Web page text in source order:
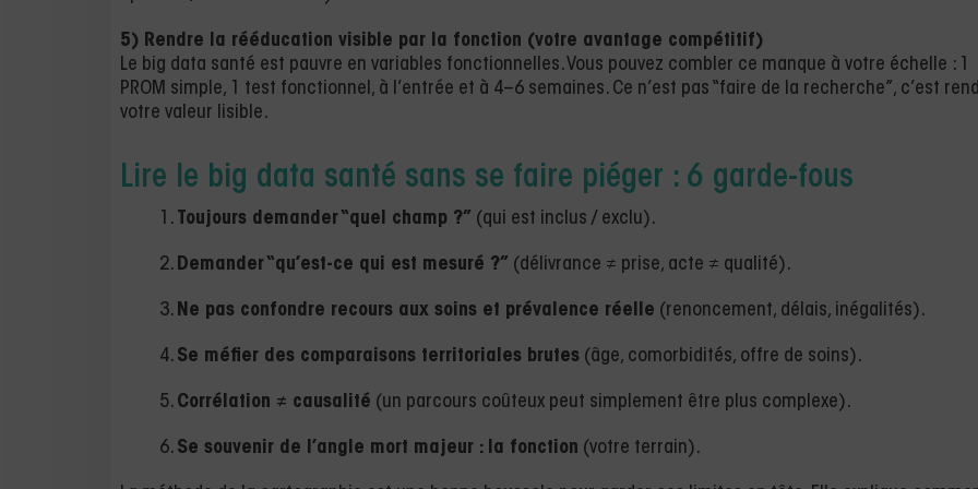
5) Rendre la rééducation visible par la fonction (votre avantage compétitif)
Le big data santé est pauvre en variables fonctionnelles. Vous pouvez combler ce manque à votre échelle : 1
PROM simple, 1 test fonctionnel, à l’entrée et à 4–6 semaines. Ce n’est pas “faire de la recherche”, c’est
votre valeur lisible.
Lire le big data santé sans se faire piéger : 6 garde-fous
Toujours demander “quel champ ?” (qui est inclus / exclu).
Demander “qu’est-ce qui est mesuré ?” (délivrance ≠ prise, acte ≠ qualité).
Ne pas confondre recours aux soins et prévalence réelle (renoncement, délais, inégalités).
Se méfier des comparaisons territoriales brutes (âge, comorbidités, offre de soins).
Corrélation ≠ causalité (un parcours coûteux peut simplement être plus complexe).
Se souvenir de l’angle mort majeur : la fonction (votre terrain).